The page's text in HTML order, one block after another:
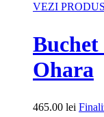
VEZI
Ohara
465.00 lei